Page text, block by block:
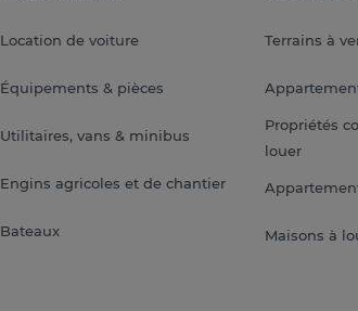
Location de voiture
Équipements & pièces
Utilitaires, vans & minibus
Engins agricoles et de chantier
Bateaux
Terrains à
Propriétés
louer
Maisons à